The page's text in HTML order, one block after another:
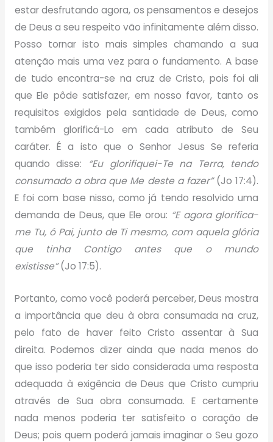
estar desfrutando agora, os pensamentos e desejos
de Deus a seu respeito vão infinitamente além disso.
Posso tornar isto mais simples chamando a sua
atenção mais uma vez para o fundamento. A base
de tudo encontra-se na cruz de Cristo, pois foi ali
que Ele pôde satisfazer, em nosso favor, tanto os
requisitos exigidos pela santidade de Deus, como
também glorificá-Lo em cada atributo de Seu
caráter. É a isto que o Senhor Jesus Se referia
quando disse: “Eu glorifiquei-Te na Terra, tendo
consumado a obra que Me deste a fazer”(Jo 17:4).
E foi com base nisso, como já tendo resolvido uma
demanda de Deus, que Ele orou: “E agora glorifica-
me Tu, ó Pai, junto de Ti mesmo, com aquela glória
que tinha Contigo antes que o mundo
existisse”(Jo 17:5).
Portanto, como você poderá perceber, Deus mostra
a importância que deu à obra consumada na cruz,
pelo fato de haver feito Cristo assentar à Sua
direita. Podemos dizer ainda que nada menos do
que isso poderia ter sido considerada uma resposta
adequada à exigência de Deus que Cristo cumpriu
através de Sua obra consumada. E certamente
nada menos poderia ter satisfeito o coração de
Deus; pois quem poderá jamais imaginar o Seu gozo